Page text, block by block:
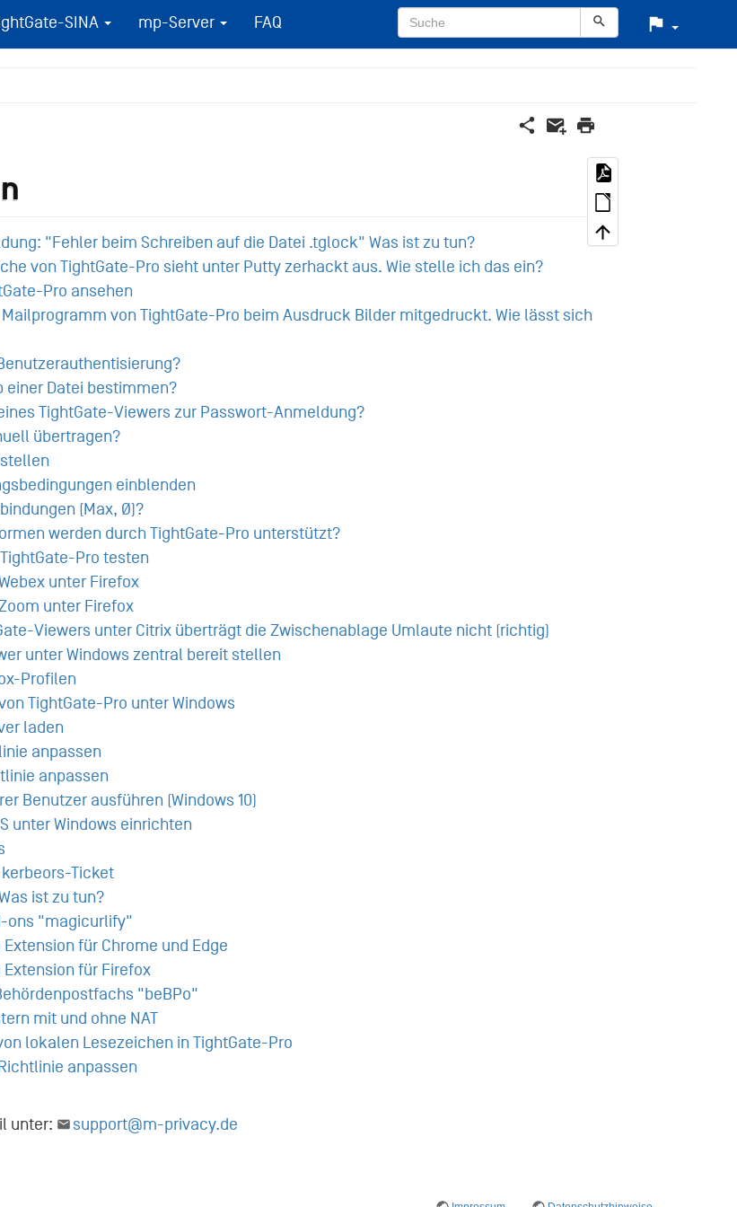
SINA mp-Server FAQ
"Fehler beim Schreiben auf die Datei .tglock" Was ist zu tun?
von TightGate-Pro sieht unter Putty zerhackt aus. Wie stelle ich das ein?
Pro ansehen
von TightGate-Pro beim Ausdruck Bilder mitgedruckt. Wie lässt sich
einer Datei bestimmen?
TightGate-Viewers zur Passwort-Anmeldung?
übertragen?
einblenden
(Max, Ø)?
werden durch TightGate-Pro unterstützt?
Pro testen
unter Firefox
unter Firefox
Viewers unter Citrix überträgt die Zwischenablage Umlaute nicht (richtig)
unter Windows zentral bereit stellen
Profilen
TightGate-Pro unter Windows
laden
anpassen
anpassen
Benutzer ausführen (Windows 10)
unter Windows einrichten
Ticket
ist zu tun?
ons "magicurlify"
für Chrome und Edge
für Firefox
"beBPo"
mit und ohne NAT
lokalen Lesezeichen in TightGate-Pro
anpassen
unter:
support@m-privacy.de